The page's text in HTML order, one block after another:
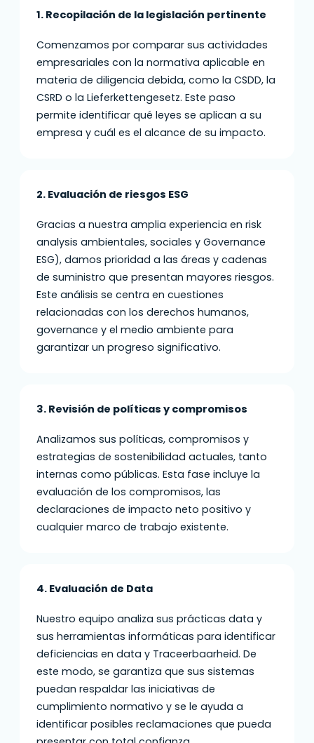
1. Recopilación de la legislación pertinente
Comenzamos por comparar sus actividades
empresariales con la normativa aplicable en
materia de diligencia debida, como la CSDD, la
CSRD o la Lieferkettengesetz. Este paso
permite identificar qué leyes se aplican a su
empresa y cuál es el alcance de su impacto.
2. Evaluación de riesgos ESG
Gracias a nuestra amplia experiencia en risk
analysis ambientales, sociales y Governance
ESG), damos prioridad a las áreas y cadenas
de suministro que presentan mayores riesgos.
Este análisis se centra en cuestiones
relacionadas con los derechos humanos,
governance y el medio ambiente para
garantizar un progreso significativo.
3. Revisión de políticas y compromisos
Analizamos sus políticas, compromisos y
estrategias de sostenibilidad actuales, tanto
internas como públicas. Esta fase incluye la
evaluación de los compromisos, las
declaraciones de impacto neto positivo y
cualquier marco de trabajo existente.
4. Evaluación de Data
Nuestro equipo analiza sus prácticas data y
sus herramientas informáticas para identificar
deficiencias en data y Traceerbaarheid. De
este modo, se garantiza que sus sistemas
puedan respaldar las iniciativas de
cumplimiento normativo y se le ayuda a
identificar posibles reclamaciones que pueda